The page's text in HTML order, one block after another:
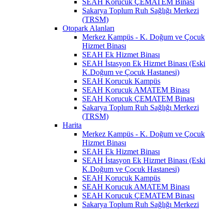
Sakarya Toplum Ruh Sağlığı Merkezi
(TRSM)
Otopark Alanları
Merkez Kampüs - K. Doğum ve Çocuk
Hizmet Binası
SEAH Ek Hizmet Binası
SEAH İstasyon Ek Hizmet Binası (Eski
K.Doğum ve Çocuk Hastanesi)
SEAH Korucuk Kampüs
SEAH Korucuk AMATEM Binası
SEAH Korucuk ÇEMATEM Binası
Sakarya Toplum Ruh Sağlığı Merkezi
(TRSM)
Harita
Merkez Kampüs - K. Doğum ve Çocuk
Hizmet Binası
SEAH Ek Hizmet Binası
SEAH İstasyon Ek Hizmet Binası (Eski
K.Doğum ve Çocuk Hastanesi)
SEAH Korucuk Kampüs
SEAH Korucuk AMATEM Binası
SEAH Korucuk ÇEMATEM Binası
Sakarya Toplum Ruh Sağlığı Merkezi